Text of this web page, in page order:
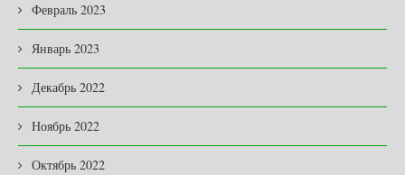
Февраль 2023
Январь 2023
Декабрь 2022
Ноябрь 2022
Октябрь 2022